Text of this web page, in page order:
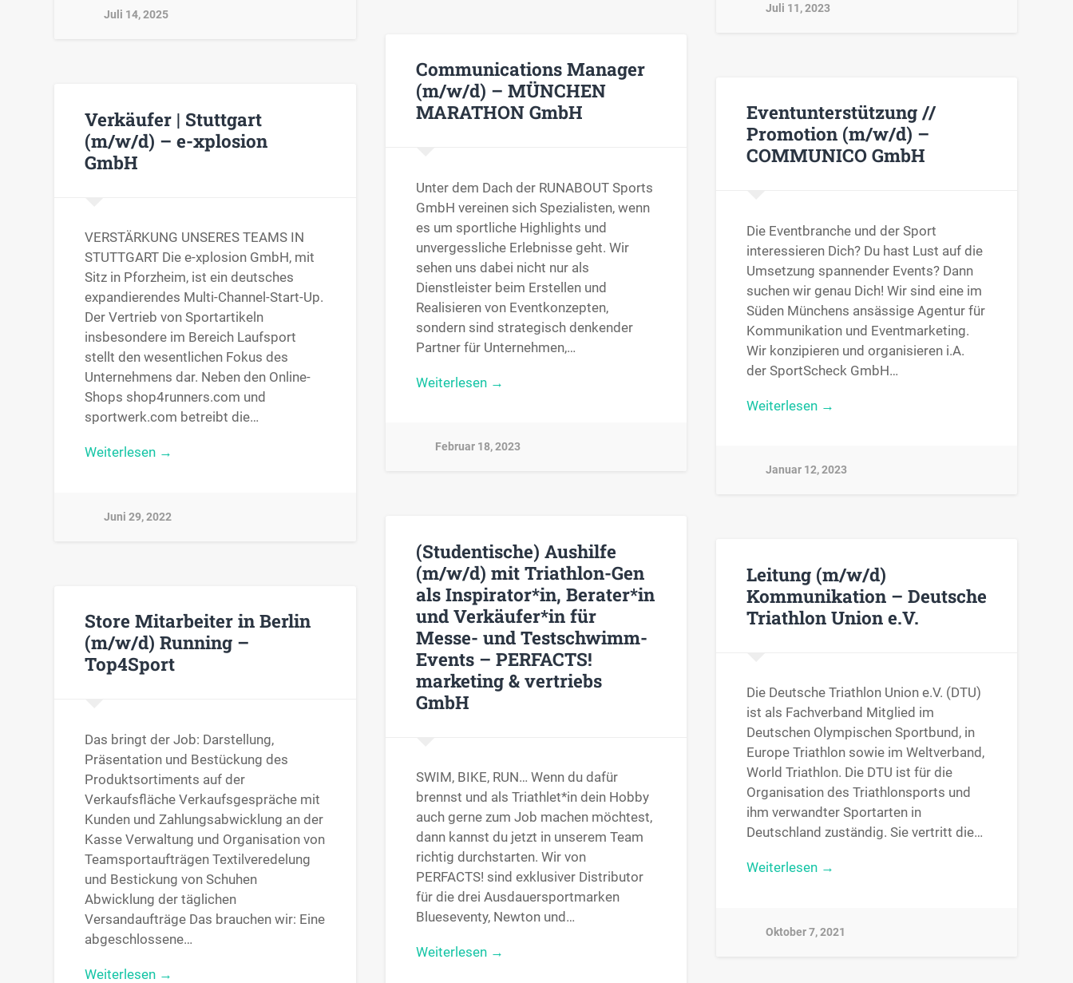
Juli 14, 2025
Juli 11, 2023
Communications Manager
(m/w/d) – MÜNCHEN
MARATHON GmbH
Unter dem Dach der RUNABOUT Sports
GmbH vereinen sich Spezialisten, wenn
es um sportliche Highlights und
unvergessliche Erlebnisse geht. Wir
sehen uns dabei nicht nur als
Dienstleister beim Erstellen und
Realisieren von Eventkonzepten,
sondern sind strategisch denkender
Partner für Unternehmen,…
Weiterlesen →
Februar 18, 2023
Eventunterstützung //
Promotion (m/w/d) –
COMMUNICO GmbH
Die Eventbranche und der Sport
interessieren Dich? Du hast Lust auf die
Umsetzung spannender Events? Dann
suchen wir genau Dich! Wir sind eine im
Süden Münchens ansässige Agentur für
Kommunikation und Eventmarketing.
Wir konzipieren und organisieren i.A.
der SportScheck GmbH…
Weiterlesen →
Januar 12, 2023
Verkäufer | Stuttgart
(m/w/d) – e-xplosion
GmbH
VERSTÄRKUNG UNSERES TEAMS IN
STUTTGART Die e-xplosion GmbH, mit
Sitz in Pforzheim, ist ein deutsches
expandierendes Multi-Channel-Start-Up.
Der Vertrieb von Sportartikeln
insbesondere im Bereich Laufsport
stellt den wesentlichen Fokus des
Unternehmens dar. Neben den Online-
Shops shop4runners.com und
sportwerk.com betreibt die…
Weiterlesen →
Juni 29, 2022
(Studentische) Aushilfe
(m/w/d) mit Triathlon-Gen
als Inspirator*in, Berater*in
und Verkäufer*in für
Messe- und Testschwimm-
Events – PERFACTS!
marketing & vertriebs
GmbH
SWIM, BIKE, RUN… Wenn du dafür
brennst und als Triathlet*in dein Hobby
auch gerne zum Job machen möchtest,
dann kannst du jetzt in unserem Team
richtig durchstarten. Wir von
PERFACTS! sind exklusiver Distributor
für die drei Ausdauersportmarken
Blueseventy, Newton und…
Weiterlesen →
Leitung (m/w/d)
Kommunikation – Deutsche
Triathlon Union e.V.
Die Deutsche Triathlon Union e.V. (DTU)
ist als Fachverband Mitglied im
Deutschen Olympischen Sportbund, in
Europe Triathlon sowie im Weltverband,
World Triathlon. Die DTU ist für die
Organisation des Triathlonsports und
ihm verwandter Sportarten in
Deutschland zuständig. Sie vertritt die…
Weiterlesen →
Oktober 7, 2021
Store Mitarbeiter in Berlin
(m/w/d) Running –
Top4Sport
Das bringt der Job: Darstellung,
Präsentation und Bestückung des
Produktsortiments auf der
Verkaufsfläche Verkaufsgespräche mit
Kunden und Zahlungsabwicklung an der
Kasse Verwaltung und Organisation von
Teamsportaufträgen Textilveredelung
und Bestickung von Schuhen
Abwicklung der täglichen
Versandaufträge Das brauchen wir: Eine
abgeschlossene…
Weiterlesen →